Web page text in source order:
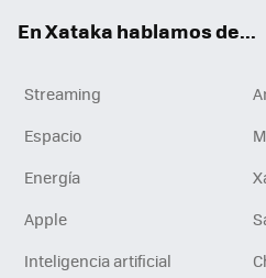
En Xataka hablamos de...
Streaming
Espacio
Energía
Apple
Inteligencia artificial